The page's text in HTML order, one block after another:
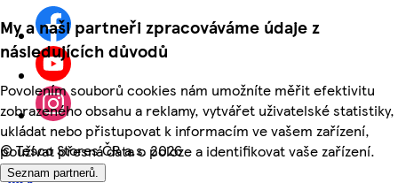
My a naši partneři zpracováváme údaje z
následujících důvodů
Povolením souborů cookies nám umožníte měřit efektivitu
zobrazeného obsahu a reklamy, vytvářet uživatelské statistiky,
ukládat nebo přistupovat k informacím ve vašem zařízení,
používat přesná data o poloze a identifikovat vaše zařízení.
Seznam partnerů.
©Tesco Stores ČR a.s. 2026